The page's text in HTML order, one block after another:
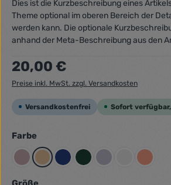
Dies ist die Kurzbeschreibung eines
Theme optional im oberen Bereich der
werden kann. Die optionale
anhand der Meta-Beschreibung aus den
Regulärer Preis:
20,00 €
Preise inkl. MwSt. zzgl. Versandkosten
Versandkostenfrei Sofort
Farbeauswählen
AltrosaBeigegelbDunkelblau
Dunkelgrün
Flieder Grau
auswählen